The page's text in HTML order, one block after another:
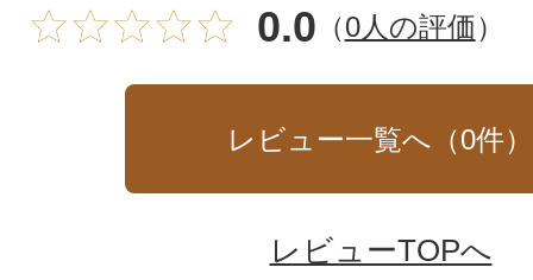
0.0 （0人の評価）
レビュー一覧へ（0件）
レビューTOPへ